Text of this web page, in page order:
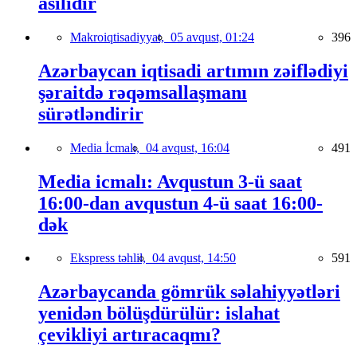
Makroiqtisadiyyat, 05 avqust, 01:24 396
Azərbaycan iqtisadi artımın zəiflədiyi
şəraitdə rəqəmsallaşmanı
sürətləndirir
Media İcmalı, 04 avqust, 16:04 491
Media icmalı: Avqustun 3-ü saat
16:00-dan avqustun 4-ü saat 16:00-
dək
Ekspress təhlil, 04 avqust, 14:50 591
Azərbaycanda gömrük səlahiyyətləri
yenidən bölüşdürülür: islahat
çevikliyi artıracaqmı?